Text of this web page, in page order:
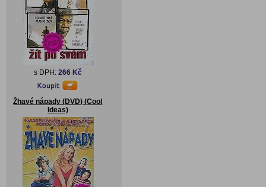
s DPH: 266 Kč
Žhavé nápady (DVD) (Cool
Ideas)